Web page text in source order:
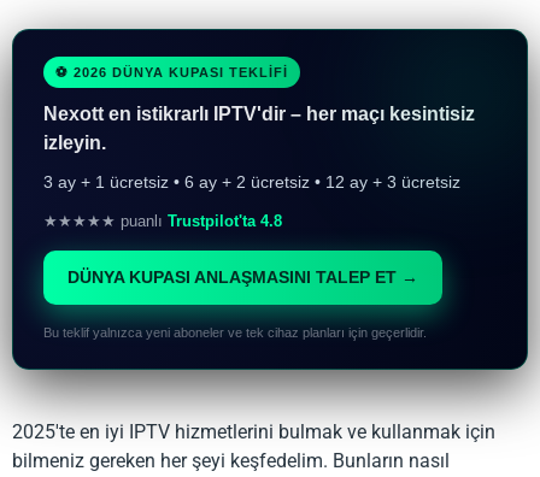
⚽ 2026 DÜNYA KUPASI TEKLİFİ
Nexott en istikrarlı IPTV'dir – her maçı kesintisiz
izleyin.
3 ay + 1 ücretsiz • 6 ay + 2 ücretsiz • 12 ay + 3 ücretsiz
★★★★★ puanlı Trustpilot'ta 4.8
DÜNYA KUPASI ANLAŞMASINI TALEP ET →
Bu teklif yalnızca yeni aboneler ve tek cihaz planları için geçerlidir.
2025'te en iyi IPTV hizmetlerini bulmak ve kullanmak için
bilmeniz gereken her şeyi keşfedelim. Bunların nasıl